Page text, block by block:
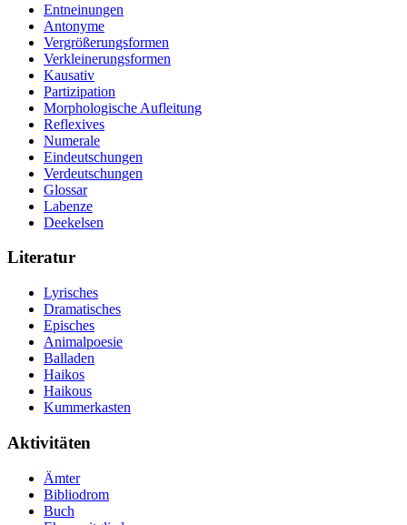
Entneinungen
Antonyme
Vergrößerungsformen
Verkleinerungsformen
Kausativ
Partizipation
Morphologische Aufleitung
Reflexives
Numerale
Eindeutschungen
Verdeutschungen
Glossar
Labenze
Deekelsen
Literatur
Lyrisches
Dramatisches
Episches
Animalpoesie
Balladen
Haikos
Haikous
Kummerkasten
Aktivitäten
Ämter
Bibliodrom
Buch